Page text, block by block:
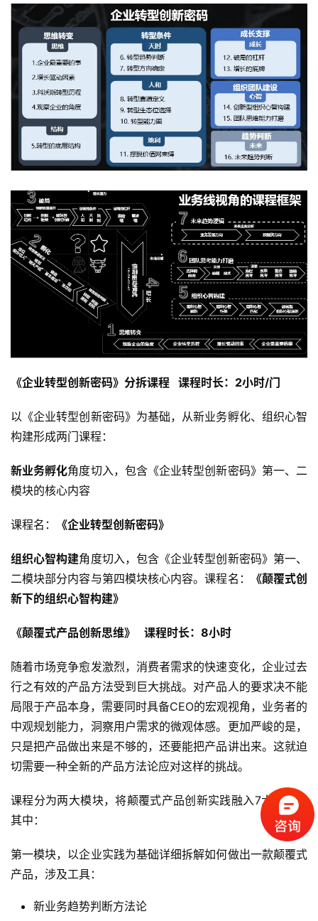
首
杆
企
业
大
全
察
公
课
杆
《企业转型创新密码》分拆课程   课程时长：2小时/门
以《企业转型创新密码》为基础，从新业务孵化、组织心智
构建形成两门课程：
新业务孵化角度切入，包含《企业转型创新密码》第一、二
模块的核心内容
课程名： 《企业转型创新密码》
组织心智构建角度切入，包含《企业转型创新密码》第一、
二模块部分内容与第四模块核心内容。课程名：
《颠覆式创
新下的组织心智构建》
《颠覆式产品创新思维》   课程时长：8小时
随着市场竞争愈发激烈，消费者需求的快速变化，企业过去
行之有效的产品方法受到巨大挑战。对产品人的要求决不能
局限于产品本身，需要同时具备CEO的宏观视角，业务者的
中观规划能力，洞察用户需求的微观体感。更加严峻的是，
只是把产品做出来是不够的，还要能把产品讲出来。这就迫
切需要一种全新的产品方法论应对这样的挑战。
课程分为两大模块，将颠覆式产品创新实践融入7大工具。
其中：
第一模块，以企业实践为基础详细拆解如何做出一款颠覆式
产品，涉及工具：
新业务趋势判断方法论